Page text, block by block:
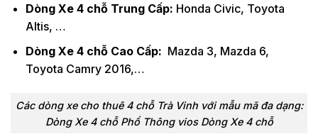
Dòng Xe 4 chỗ Trung Cấp: Honda Civic, Toyota
Altis, …
Dòng Xe 4 chỗ Cao Cấp: Mazda 3, Mazda 6,
Toyota Camry 2016,…
Các dòng xe cho thuê 4 chỗ Trà Vinh với mẫu mã đa dạng:
Dòng Xe 4 chỗ Phổ Thông vios Dòng Xe 4 chỗ